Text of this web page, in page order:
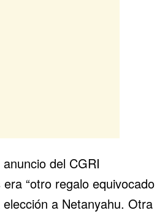
del CGRI
“otro regalo equivocado
a Netanyahu. Otra